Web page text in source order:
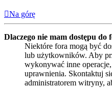
Na górę
Dlaczego nie mam dostępu do
Niektóre fora mogą być
lub użytkowników. Aby
wykonywać inne
uprawnienia. Skontaktuj
administratorem witryny,